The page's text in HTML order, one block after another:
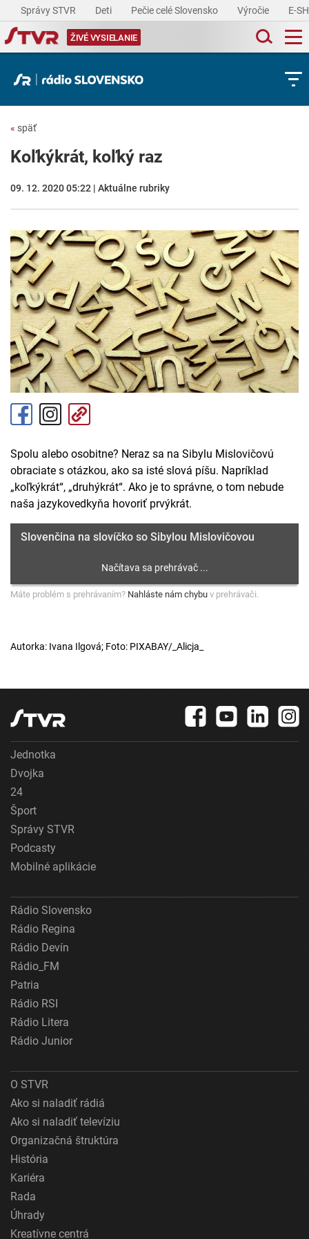
Správy STVR Deti Pečie celé Slovensko Výročie E-
ŽIVÉ VYSIELANIE
« späť
Koľkýkrát, koľký raz
09. 12. 2020 05:22 | Aktuálne rubriky
Spolu alebo osobitne? Neraz sa na Sibylu Mislovičovú
obraciate s otázkou, ako sa isté slová píšu. Napríklad
„koľkýkrát“, „druhýkrát“. Ako je to správne, o tom nebude
naša jazykovedkyňa hovoriť prvýkrát.
Slovenčina na slovíčko so Sibylou Mislovičovou
Máte problém s prehrávaním? Nahláste nám chybu v prehrávači.
Autorka: Ivana Ilgová; Foto: PIXABAY/_Alicja_
Jednotka
Dvojka
24
Šport
Správy STVR
Podcasty
Mobilné aplikácie
Rádio Slovensko
Rádio Regina
Rádio Devín
Rádio_FM
Patria
Rádio RSI
Rádio Litera
Rádio Junior
O STVR
Ako si naladiť rádiá
Ako si naladiť televíziu
Organizačná štruktúra
História
Kariéra
Rada
Úhrady
Kreatívne centrá